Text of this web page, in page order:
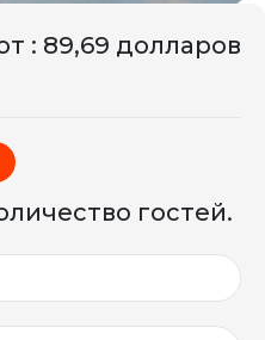
: 89,69 долларов
гостей.